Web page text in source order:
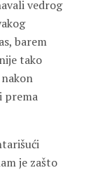
vedrog
barem
tako
prema
je zašto